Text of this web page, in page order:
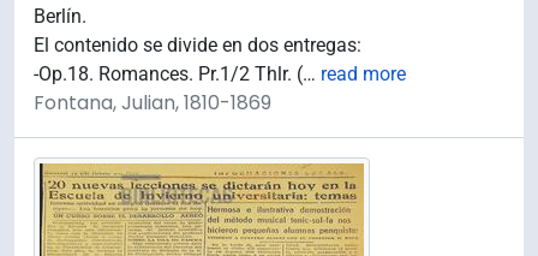
Berlín.
El contenido se divide en dos entregas:
-Op.18. Romances. Pr.1/2 Thlr. (… read more
Fontana, Julian, 1810-1869